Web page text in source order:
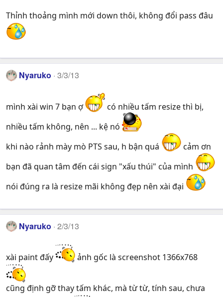
Thỉnh thoảng mình mới down thôi, không đổi pass đâu
Nyaruko 3/3/13
mình xài win 7 bạn ợ
có nhiều tấm resize thì bị,
nhiều tấm không, nên ... kệ nó
khi nào rảnh mày mò PTS sau, h bận quá
cảm ơn
bạn đã quan tâm đến cái sign "xấu thúi" của mình
nói đúng ra là resize mãi không đẹp nên xài đại
Nyaruko 2/3/13
xài paint đấy ảnh gốc là screenshot 1366x768
cũng định gỡ thay tấm khác, mà từ từ, tính sau, chưa